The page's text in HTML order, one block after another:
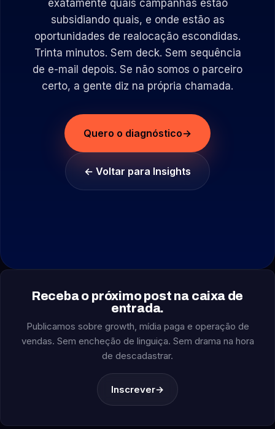
exatamente quais campanhas estão
subsidiando quais, e onde estão as
oportunidades de realocação escondidas.
Trinta minutos. Sem deck. Sem sequência
de e-mail depois. Se não somos o parceiro
certo, a gente diz na própria chamada.
Quero o diagnóstico→
← Voltar para Insights
Receba o próximo post na caixa de
entrada.
Publicamos sobre growth, mídia paga e operação de
vendas. Sem encheção de linguiça. Sem drama na hora
de descadastrar.
Inscrever→